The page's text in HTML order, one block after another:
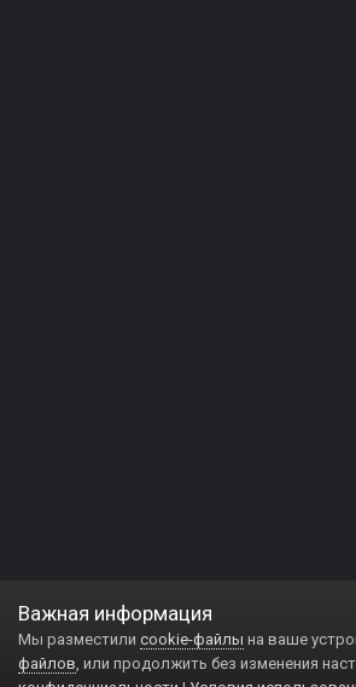
Важная информация
Мы разместили cookie-файлы на ваше
файлов, или продолжить без изменения